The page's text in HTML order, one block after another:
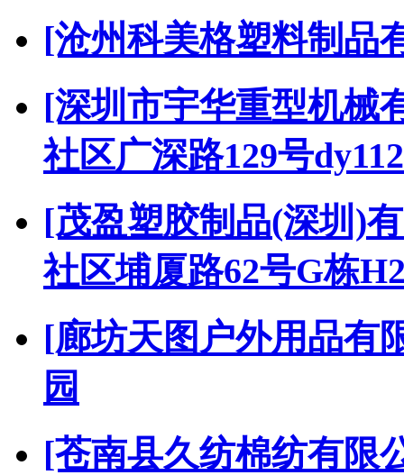
[沧州科美格塑料制品
[深圳市宇华重型机械
社区广深路129号dy112
[茂盈塑胶制品(深圳)
社区埔厦路62号G栋
[廊坊天图户外用品有
园
[苍南县久纺棉纺有限